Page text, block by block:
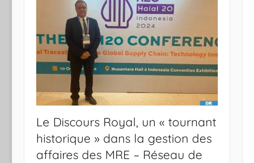
Le Discours Royal, un « tournant
historique » dans la gestion des
affaires des MRE – Réseau de